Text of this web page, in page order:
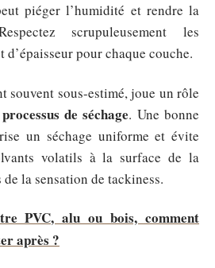
piéger l’humidité et rendre la
scrupuleusement les
pour chaque couche.
souvent sous-estimé, joue un rôle
processus de séchage. Une bonne
un séchage uniforme et évite
volatils à la surface de la
la sensation de tackiness.
PVC, alu ou bois, comment
après ?